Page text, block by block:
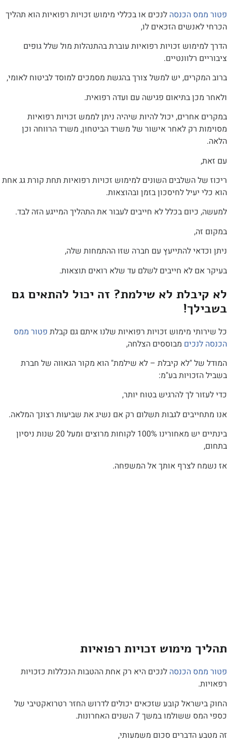
הכנסהלנכים או בכללי מימוש זכויות רפואיות הוא תהליך
הזכאים לו,
זכויות רפואיות עוברת בהתנהלות מול שלל גופים
רלוונטיים.
יש למשל צורך בהגשת מסמכים למוסד לביטוח לאומי,
בתיאום פגישה עם ועדה רפואית.
יכול להיות שיהיה ניתן לממש זכויות רפואיות
רק לאחר אישור של משרד הביטחון, משרד הרווחה וכן
השלבים השונים למימוש זכויות רפואיות תחת קורת גג אחת
לחיסכון בזמן ובהוצאות.
בכלל לא חייבים לעבור את התהליך המייגע הזה לבד.
להתייעץ עם חברה שזו ההתמחות שלה,
לא חייבים לשלם עד שלא רואים תוצאות.
לא שילמת? זה יכול להתאים גם
מימוש זכויות רפואיות שלנו איתם גם קבלתפטור ממס
מבוססים הצלחה,
"לא קיבלת – לא שילמת" הוא מקור הגאווה של חברת
בע"מ:
לך להרגיש בטוח יותר,
לגבות תשלום רק אם נשיג את שביעות רצונך המלאה.
בינתיים יש מאחורינו 100% לקוחות מרוצים ומעל 20 שנות ניסיון
לצרף אותך אל המשפחה.
מימוש זכויות רפואיות
הכנסהלנכים היא רק אחת ההטבות הנכללות כזכויות
קובע שזכאים יכולים לדרוש החזר רטרואקטיבי של
במשך 7 השנים האחרונות.
הדברים סכום משמעותי,